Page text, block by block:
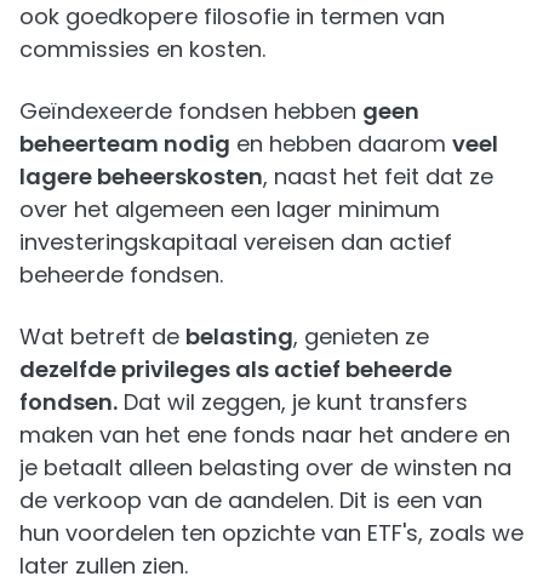
ook goedkopere filosofie in termen van
commissies en kosten.
Geïndexeerde fondsen hebben geen
beheerteam nodig en hebben daarom veel
lagere beheerskosten, naast het feit dat ze
over het algemeen een lager minimum
investeringskapitaal vereisen dan actief
beheerde fondsen.
Wat betreft de belasting, genieten ze
dezelfde privileges als actief beheerde
fondsen. Dat wil zeggen, je kunt transfers
maken van het ene fonds naar het andere en
je betaalt alleen belasting over de winsten na
de verkoop van de aandelen. Dit is een van
hun voordelen ten opzichte van ETF's, zoals we
later zullen zien.